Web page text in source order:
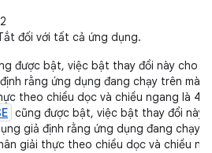
đối với tất cả ứng dụng.
được bật, việc bật thay đổi này cho
rằng ứng dụng đang chạy trên màn
theo chiều dọc và chiều ngang là
cũng được bật, việc bật thay đổi này
giả định rằng ứng dụng đang chạy
giải thực theo chiều dọc và chiều